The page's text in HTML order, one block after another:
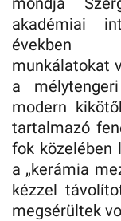
akadémiai
években
munkálatokat
a
modern
tartalmazó
fok közelében
a „kerámia
kézzel
megsérültek